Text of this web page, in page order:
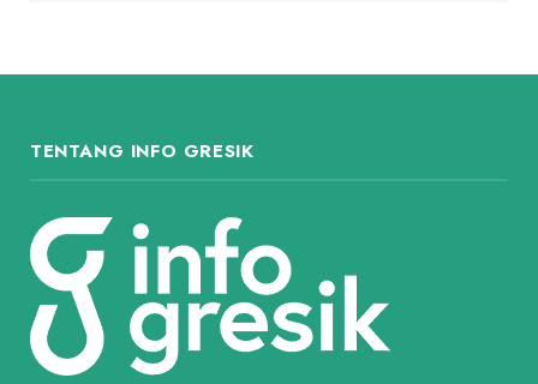
TENTANG INFO GRESIK